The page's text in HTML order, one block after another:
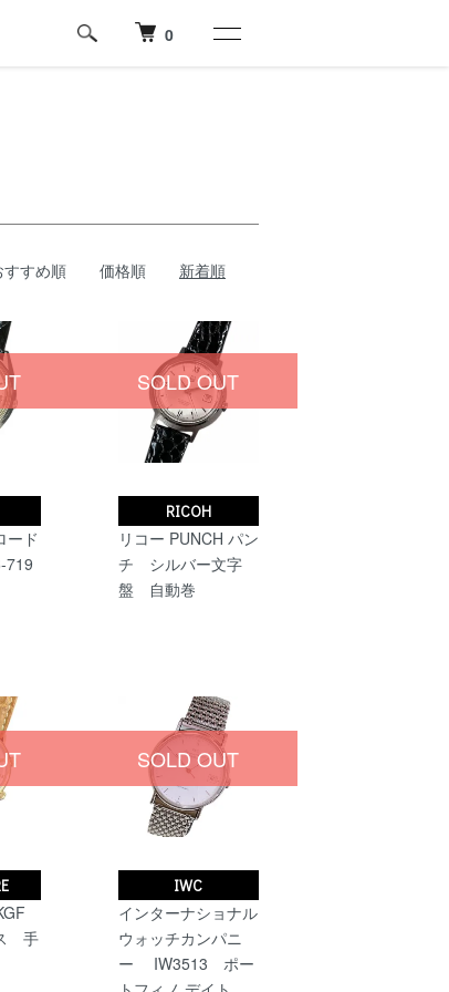
0
すすめ順 価格順 新着順
ード
719
RICOH
リコー PUNCH パン
チ シルバー文字
盤 自動巻
SOLD OUT
手
IWC
インターナショナル
ウォッチカンパニ
ー IW3513 ポー
SOLD OUT